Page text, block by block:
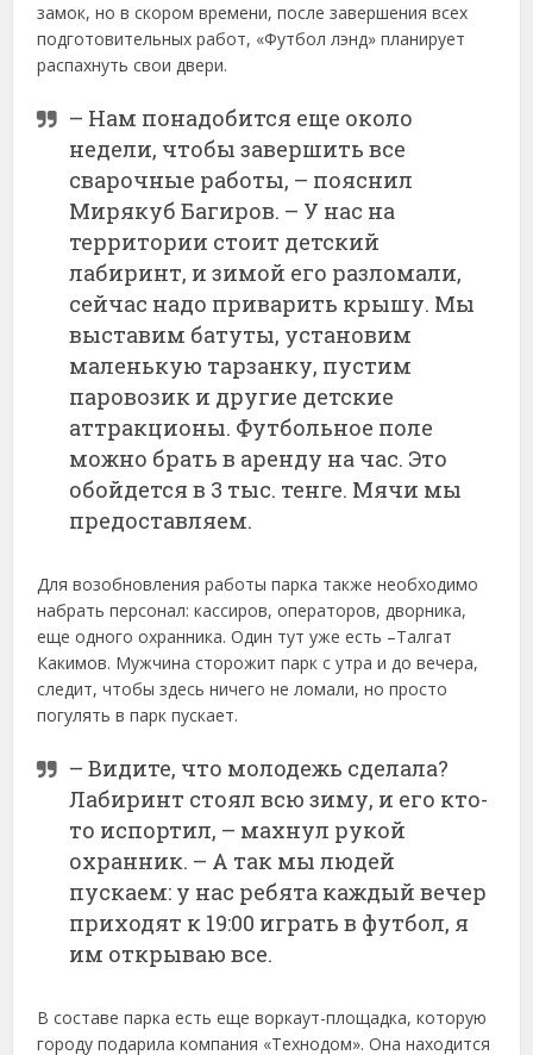
замок, но в скором времени, после завершения всех
подготовительных работ, «Футбол лэнд» планирует
распахнуть свои двери.
– Нам понадобится еще около
недели, чтобы завершить все
сварочные работы, – пояснил
Мирякуб Багиров. – У нас на
территории стоит детский
лабиринт, и зимой его разломали,
сейчас надо приварить крышу. Мы
выставим батуты, установим
маленькую тарзанку, пустим
паровозик и другие детские
аттракционы. Футбольное поле
можно брать в аренду на час. Это
обойдется в 3 тыс. тенге. Мячи мы
предоставляем.
Для возобновления работы парка также необходимо
набрать персонал: кассиров, операторов, дворника,
еще одного охранника. Один тут уже есть –Талгат
Какимов. Мужчина сторожит парк с утра и до вечера,
следит, чтобы здесь ничего не ломали, но просто
погулять в парк пускает.
– Видите, что молодежь сделала?
Лабиринт стоял всю зиму, и его кто-
то испортил, – махнул рукой
охранник. – А так мы людей
пускаем: у нас ребята каждый вечер
приходят к 19:00 играть в футбол, я
им открываю все.
В составе парка есть еще воркаут-площадка, которую
городу подарила компания «Технодом». Она находится